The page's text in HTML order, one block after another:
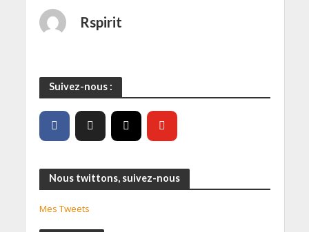
Rspirit
Suivez-nous :
Nous twittons, suivez-nous
Mes Tweets